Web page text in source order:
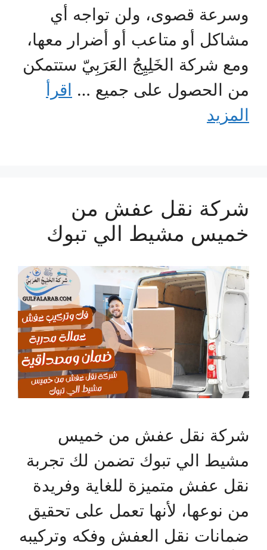
وسرعة قصوى، ولن تواجه أي
مشاكل أو متاعب أو أضرار معها،
ومع شركة الخَلِيِجُ العَرَبِيّ ستتمكن
من الحصول على جميع … اقرأ
المزيد
شركة نقل عفش من
خميس مشيط الي تبوك
شركة نقل عفش من خميس
مشيط الي تبوك تضمن لك تجربة
نقل عفش متميزة للغاية وفريدة
من نوعها، لأنها تعمل على تحقيق
ضمانات نقل العفش وفكه وتركيبه